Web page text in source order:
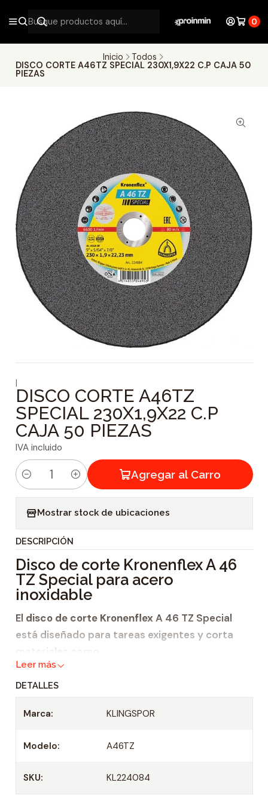
0
Inicio
Todos
DISCO CORTE A46TZ SPECIAL 230X1,9X22 C.P CAJA 50
PIEZAS
|
DISCO CORTE A46TZ
SPECIAL 230X1,9X22 C.P
CAJA 50 PIEZAS
IVA incluido
C
i
d
a
d
Agregar al Carro
Mostrar stock de ubicaciones
DESCRIPCIÓN
Disco de corte Kronenflex A 46
TZ Special para acero
inoxidable
El disco de corte KronenflexA 46 TZ Special
está diseñado para tareas exigentes y corta
materiales como
acero y
acero inoxidable.
larga vida útil
. Se trata de un disco de corte
agresividad y dureza. El producto es libre de
hierro, sulfuro y cloro. El modelo A 46 TZ Special
Leer más
DETALLES
Marca: KLINGSPOR
Modelo: A46TZ
SKU: KL224084